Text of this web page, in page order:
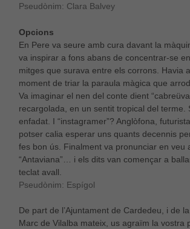
Pseudònim: Clara Balvey
Opcions
En Pere va seure amb cura davant la
va inspirar a fons abans de concentrar-se
mitges que surava entre els corrons. Havia
moment de triar la paraula màgica que
Va imaginar el nen del conte dient
recargolada, en un sentit tropical del terme.
enfadat. I “instagramer”? Anglòfona,
potser calia esperar uns quants decennis
fes bon ús. Finalment va pronunciar en veu
“Antaviana”… i els dits van començar a
teclat avall.
Pseudònim: Espígol
De part de l’Ajuntament de Cardedeu, i de
Marc de Vilalba mateix, us agraïm la vostra